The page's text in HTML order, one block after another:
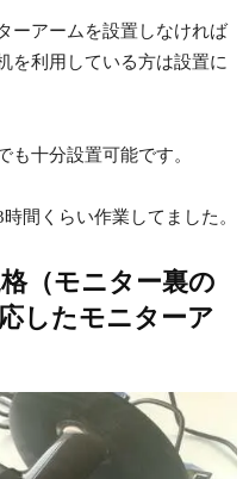
ーアームを設置しなければ
を利用している方は設置に
も十分設置可能です。
間くらい作業してました。
（モニター裏の
したモニターア